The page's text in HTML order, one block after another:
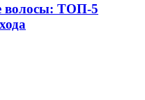
волосы: ТОП-5